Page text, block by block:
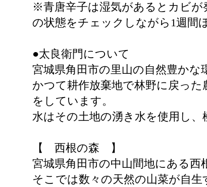
※青唐辛子は湿気があるとカビが
の状態をチェックしながら1週間
●太良衛門について
宮城県角田市の里山の自然豊かな
かつて耕作放棄地で林野に戻っ
をしています。
水はその土地の湧き水を使用し
【 西根の森 】
宮城県角田市の中山間地にある西
そこでは数々の天然の山菜が自